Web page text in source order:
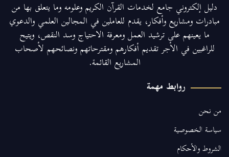
دليل إلكتروني جامع لخدمات القرآن الكريم وعلومه وما يتعلق بها من
مبادرات ومشاريع وأفكار، يقدم للعاملين في المجالين العلمي والدعوي
ما يعينهم على ترشيد العمل ومعرفة الاحتياج وسد النقص، ويتيح
للراغبين في الأجر تقديم أفكارهم ومقترحاتهم ونصائحهم لأصحاب
المشاريع القائمة.
روابط مهمة
من نحن
سياسة الخصوصية
الشروط والأحكام